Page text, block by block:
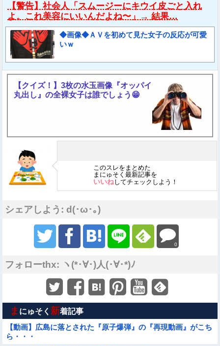
【警告】社会人「スムージーにキウイ皮ごと入れ
よ。これ美容にいいんだよね〜」→ 結果…
◆画像◆ＡＶを初めて見た女子の反応が可愛
いｗ
【クイズ！】3枚の水玉画像『オッパイ
丸出し』の全裸女子は誰でしょう😁
このスレをまとめた
まにゅそく最新記事を
いいねしてチェックしよう！
シェアしよう: d(･ω･｡)
0
フォローthx: ヽ(*･∀･)人(･∀･*)ﾉ
ま にゅそく 新着記事
【動画】広島に落とされた『原子爆弾』の『再現動画』がこち
ら・・・